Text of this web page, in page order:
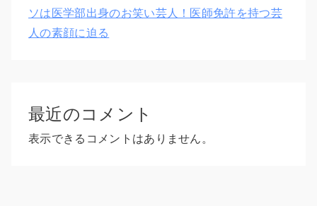
ソは医学部出身のお笑い芸人！医師免許を持つ芸
人の素顔に迫る
最近のコメント
表示できるコメントはありません。